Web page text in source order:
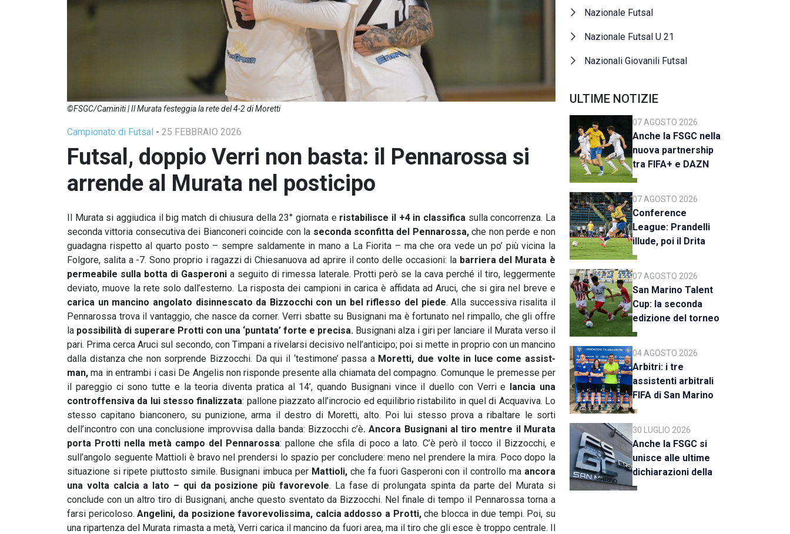
©FSGC/Caminiti | Il Murata festeggia la rete del 4-2 di Moretti
Campionato di Futsal - 25 FEBBRAIO 2026
Futsal, doppio Verri non basta: il Pennarossa si
arrende al Murata nel posticipo
Il Murata si aggiudica il big match di chiusura della 23° giornata e ristabilisce il +4 in classifica sulla concorrenza. La
seconda vittoria consecutiva dei Bianconeri coincide con la seconda sconfitta del Pennarossa,che non perde e non
guadagna rispetto al quarto posto – sempre saldamente in mano a La Fiorita – ma che ora vede un po’ più vicina la
Folgore, salita a -7. Sono proprio i ragazzi di Chiesanuova ad aprire il conto delle occasioni: la barriera del Murata è
permeabile sulla botta di Gasperoni a seguito di rimessa laterale. Protti però se la cava perché il tiro, leggermente
deviato, muove la rete solo dall’esterno. La risposta dei campioni in carica è affidata ad Aruci, che si gira nel breve e
carica un mancino angolato disinnescato da Bizzocchi con un bel riflesso del piede. Alla successiva risalita il
Pennarossa trova il vantaggio, che nasce da corner. Verri sbatte su Busignani ma è fortunato nel rimpallo, che gli offre
la possibilità di superare Protti con una ‘puntata’ forte e precisa. Busignani alza i giri per lanciare il Murata verso il
pari. Prima cerca Aruci sul secondo, con Timpani a rivelarsi decisivo nell’anticipo; poi si mette in proprio con un mancino
dalla distanza che non sorprende Bizzocchi. Da qui il ‘testimone’ passa a Moretti, due volte in luce come assist-
man, ma in entrambi i casi De Angelis non risponde presente alla chiamata del compagno. Comunque le premesse per
il pareggio ci sono tutte e la teoria diventa pratica al 14’, quando Busignani vince il duello con Verri e lancia una
controffensiva da lui stesso finalizzata: pallone piazzato all’incrocio ed equilibrio ristabilito in quel di Acquaviva. Lo
stesso capitano bianconero, su punizione, arma il destro di Moretti, alto. Poi lui stesso prova a ribaltare le sorti
dell’incontro con una conclusione improvvisa dalla banda: Bizzocchi c’è. Ancora Busignani al tiro mentre il Murata
porta Protti nella metà campo del Pennarossa: pallone che sfila di poco a lato. C’è però il tocco il Bizzocchi, e
sull’angolo seguente Mattioli è bravo nel prendersi lo spazio per concludere: meno nel prendere la mira. Poco dopo la
situazione si ripete piuttosto simile. Busignani imbuca per Mattioli, che fa fuori Gasperoni con il controllo ma ancora
una volta calcia a lato – qui da posizione più favorevole. La fase di prolungata spinta da parte del Murata si
conclude con un altro tiro di Busignani, anche questo sventato da Bizzocchi. Nel finale di tempo il Pennarossa torna a
farsi pericoloso.Angelini, da posizione favorevolissima, calcia addosso a Protti,che blocca in due tempi. Poi, su
una ripartenza del Murata rimasta a metà, Verri carica il mancino da fuori area, ma il tiro che gli esce è troppo centrale. Il
Nazionale Futsal
Nazionale Futsal U 21
Nazionali Giovanili Futsal
ULTIME NOTIZIE
07 AGOSTO 2026
Anche la FSGC nella
nuova partnership
tra FIFA+ e DAZN
07 AGOSTO 2026
Conference
League: Prandelli
illude, poi il Drita
esce alla distanza
07 AGOSTO 2026
San Marino Talent
Cup: la seconda
edizione del torneo
al via il 18 agosto
04 AGOSTO 2026
Arbitri: i tre
assistenti arbitrali
FIFA di San Marino
al raduno della CAN
C
30 LUGLIO 2026
Anche la FSGC si
unisce alle ultime
dichiarazioni della
UEFA